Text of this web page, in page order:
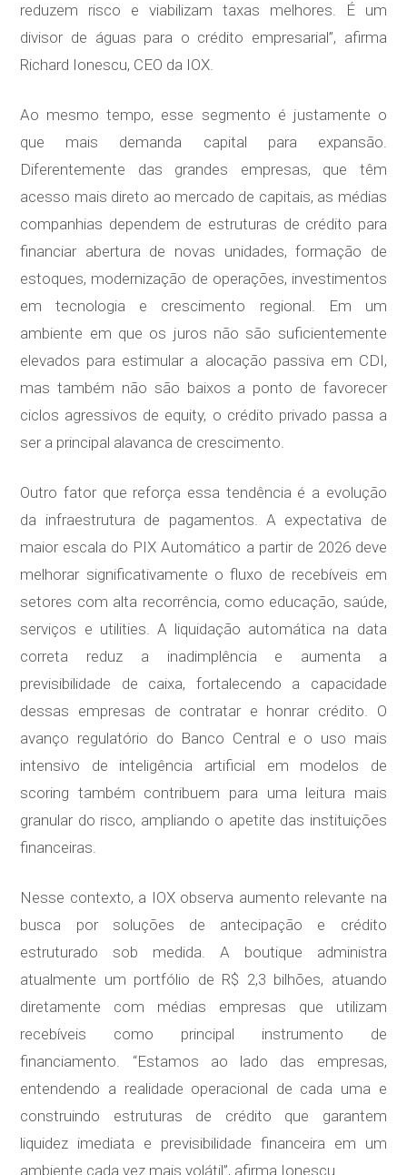
reduzem risco e viabilizam taxas melhores. É um
divisor de águas para o crédito empresarial”, afirma
Richard Ionescu, CEO da IOX.
Ao mesmo tempo, esse segmento é justamente o
que mais demanda capital para expansão.
Diferentemente das grandes empresas, que têm
acesso mais direto ao mercado de capitais, as médias
companhias dependem de estruturas de crédito para
financiar abertura de novas unidades, formação de
estoques, modernização de operações, investimentos
em tecnologia e crescimento regional. Em um
ambiente em que os juros não são suficientemente
elevados para estimular a alocação passiva em CDI,
mas também não são baixos a ponto de favorecer
ciclos agressivos de equity, o crédito privado passa a
ser a principal alavanca de crescimento.
Outro fator que reforça essa tendência é a evolução
da infraestrutura de pagamentos. A expectativa de
maior escala do PIX Automático a partir de 2026 deve
melhorar significativamente o fluxo de recebíveis em
setores com alta recorrência, como educação, saúde,
serviços e utilities. A liquidação automática na data
correta reduz a inadimplência e aumenta a
previsibilidade de caixa, fortalecendo a capacidade
dessas empresas de contratar e honrar crédito. O
avanço regulatório do Banco Central e o uso mais
intensivo de inteligência artificial em modelos de
scoring também contribuem para uma leitura mais
granular do risco, ampliando o apetite das instituições
financeiras.
Nesse contexto, a IOX observa aumento relevante na
busca por soluções de antecipação e crédito
estruturado sob medida. A boutique administra
atualmente um portfólio de R$ 2,3 bilhões, atuando
diretamente com médias empresas que utilizam
recebíveis como principal instrumento de
financiamento. “Estamos ao lado das empresas,
entendendo a realidade operacional de cada uma e
construindo estruturas de crédito que garantem
liquidez imediata e previsibilidade financeira em um
ambiente cada vez mais volátil”, afirma Ionescu.